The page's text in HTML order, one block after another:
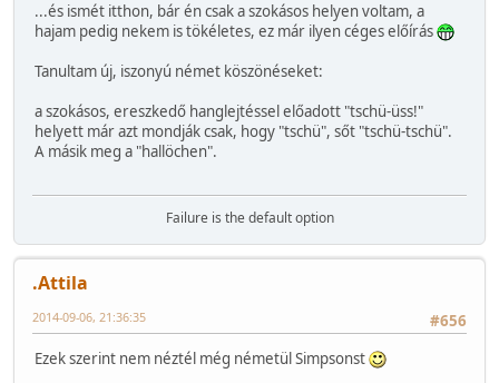
...és ismét itthon, bár én csak a szokásos helyen voltam, a
hajam pedig nekem is tökéletes, ez már ilyen céges előírás
Tanultam új, iszonyú német köszönéseket:
a szokásos, ereszkedő hanglejtéssel előadott "tschü-üss!"
helyett már azt mondják csak, hogy "tschü", sőt "tschü-tschü".
A másik meg a "hallöchen".
Failure is the default option
.Attila
#656
2014-09-06, 21:36:35
Ezek szerint nem néztél még németül Simpsonst